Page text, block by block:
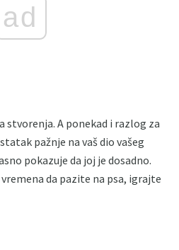
ad
stvorenja. A ponekad i razlog za
pažnje na vaš dio vašeg
pokazuje da joj je dosadno.
da pazite na psa, igrajte